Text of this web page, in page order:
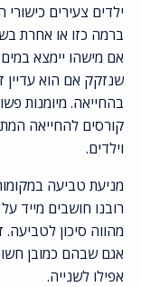
ילדים צעירים
ברמה כזו או אחרת
אם מישהו יימצא
שנזקק אם הוא
בהחייאה. מיומנות
קורסים להחייאה
וילדים.
מניעת טביעה
רובנו חושבים מייד
מהווה סיכון
אגם שבהם כמובן
אפילו לשנייה.